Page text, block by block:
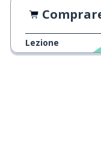
Comprare
Lezione